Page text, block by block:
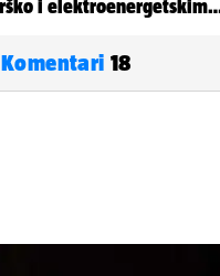
Komentari 18